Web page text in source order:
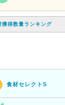
獲得数量ランキング
食材セレクトS